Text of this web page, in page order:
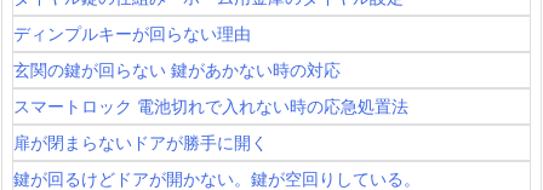
ディンプルキーが回らない理由
玄関の鍵が回らない 鍵があかない時の対応
スマートロック 電池切れで入れない時の応急処置法
扉が閉まらないドアが勝手に開く
鍵が回るけどドアが開かない。鍵が空回りしている。